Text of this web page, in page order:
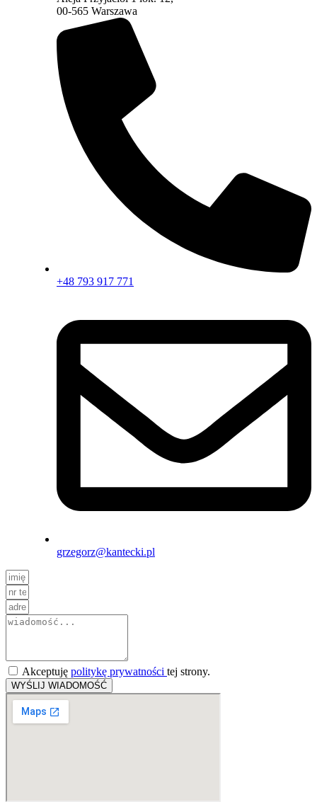
00-565 Warszawa
+48 793 917 771
grzegorz@kantecki.pl
Akceptuję politykę prywatności tej strony.
WYŚLIJ WIADOMOŚĆ